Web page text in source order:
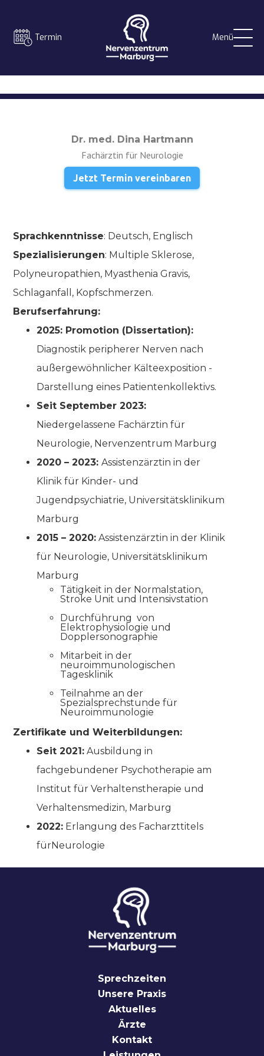
Termin Menü
Dr. med. Dina Hartmann
Fachärztin für Neurologie
Jetzt Termin vereinbaren
Sprachkenntnisse: Deutsch, Englisch
Spezialisierungen: Multiple Sklerose,
Polyneuropathien, Myasthenia Gravis,
Schlaganfall, Kopfschmerzen.
Berufserfahrung:
2025: Promotion (Dissertation):
Diagnostik peripherer Nerven nach
außergewöhnlicher Kälteexposition -
Darstellung eines Patientenkollektivs.
Seit September 2023:
Niedergelassene Fachärztin für
Neurologie, Nervenzentrum Marburg
2020 – 2023:Assistenzärztin in der
Klinik für Kinder- und
Jugendpsychiatrie, Universitätsklinikum
Marburg
2015 – 2020: Assistenzärztin in der Klinik
für Neurologie, Universitätsklinikum
Marburg
Tätigkeit in der Normalstation,
Stroke Unit und Intensivstation
Durchführung von
Elektrophysiologie und
Dopplersonographie
Mitarbeit in der
neuroimmunologischen
Tagesklinik
Teilnahme an der
Spezialsprechstunde für
Neuroimmunologie
Zertifikate und Weiterbildungen:
Seit 2021: Ausbildung in
fachgebundener Psychotherapie am
Institut für Verhaltenstherapie und
Verhaltensmedizin, Marburg
2022: Erlangung des Facharzttitels
fürNeurologie
Sprechzeiten
Unsere Praxis
Aktuelles
Ärzte
Kontakt